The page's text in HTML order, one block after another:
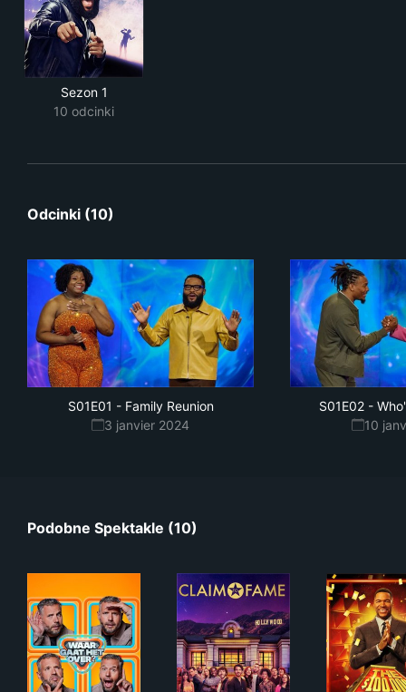
Sezon 1
10 odcinki
Odcinki (10)
S01E01 - Family Reunion
3 janvier 2024
S01E02-
10
Podobne Spektakle (10)